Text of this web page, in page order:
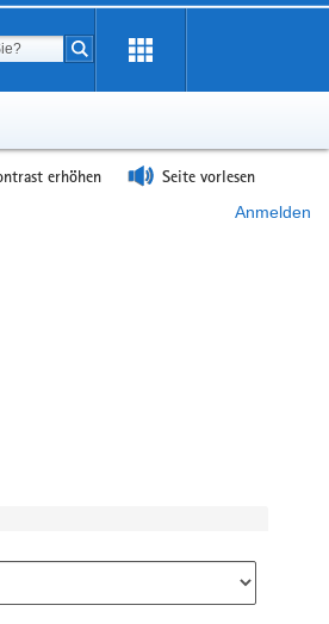
Suchbegriff
Suche starten
erhöhen Seite vorlesen
Anmelden